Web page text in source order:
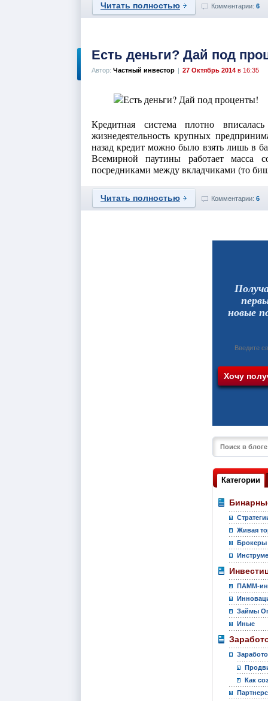
Читать полностью Комментарии: 6
Есть деньги? Дай под
Автор: Частный инвестор | 27 Октябрь 2014 в 16:35
Кредитная система плотно
жизнедеятельность крупных
назад кредит можно было взять лишь в
Всемирной паутины работает масса
посредниками между вкладчиками (то
Читать полностью Комментарии: 6
новые
Категории
Живая
Брокеры
ПАММ-
Займы
Иные
Как